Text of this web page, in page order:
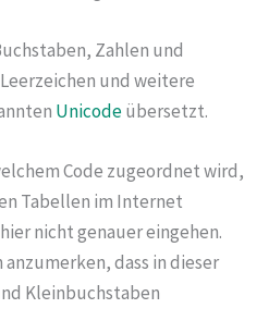
Zahlen und
und weitere
Unicodeübersetzt.
Code zugeordnet wird,
Tabellen im Internet
nicht genauer eingehen.
dass in dieser
Kleinbuchstaben